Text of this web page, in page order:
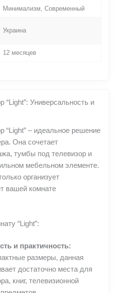
Минимализм, Современный
Украина
12 месяцев
“Light”: Универсальность и
“Light” – идеальное решение
Она сочетает
тумбы под телевизор и
мебельном элементе.
организует
вашей комнате
“Light”:
и практичность:
размеры, данная
достаточно места для
книг, телевизионной